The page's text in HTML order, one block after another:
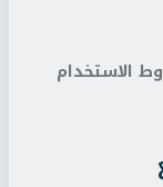
الاستخدام